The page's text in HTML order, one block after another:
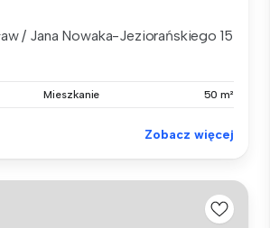
/ Jana Nowaka-Jeziorańskiego 15
Mieszkanie 50 m²
Zobacz więcej